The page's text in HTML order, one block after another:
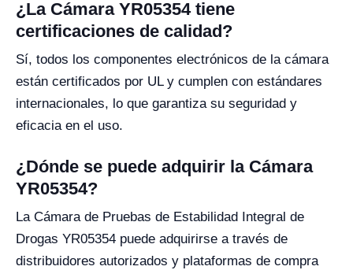
¿La Cámara YR05354 tiene
certificaciones de calidad?
Sí, todos los componentes electrónicos de la cámara
están certificados por UL y cumplen con estándares
internacionales, lo que garantiza su seguridad y
eficacia en el uso.
¿Dónde se puede adquirir la Cámara
YR05354?
La Cámara de Pruebas de Estabilidad Integral de
Drogas YR05354 puede adquirirse a través de
distribuidores autorizados y plataformas de compra